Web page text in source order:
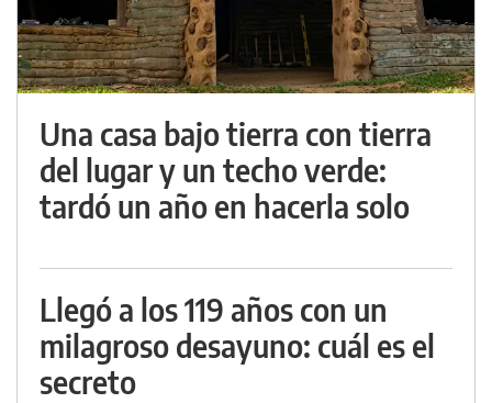
Una casa bajo tierra con tierra
del lugar y un techo verde:
tardó un año en hacerla solo
Llegó a los 119 años con un
milagroso desayuno: cuál es el
secreto